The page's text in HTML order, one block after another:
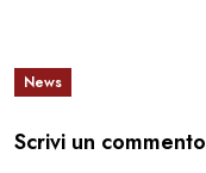
News
Scrivi un commento